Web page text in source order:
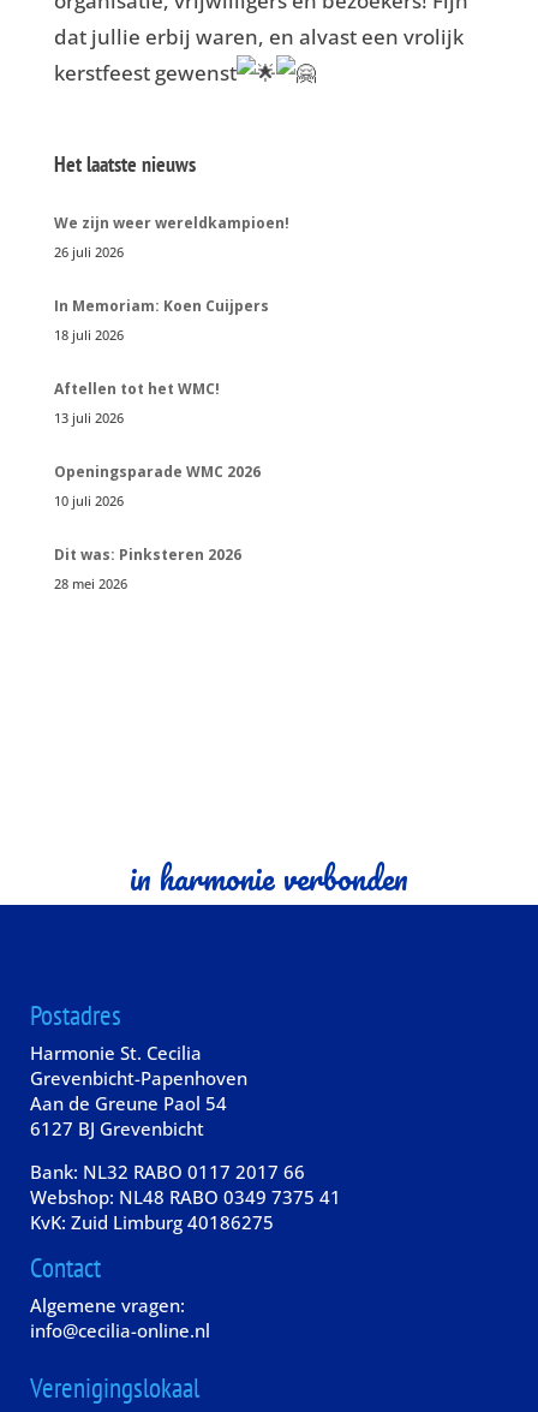
dat jullie erbij waren, en alvast een vrolijk
kerstfeest gewenst
Het laatste nieuws
We zijn weer wereldkampioen!
26 juli 2026
In Memoriam: Koen Cuijpers
18 juli 2026
Aftellen tot het WMC!
13 juli 2026
Openingsparade WMC 2026
10 juli 2026
Dit was: Pinksteren 2026
28 mei 2026
in harmonie verbonden
Postadres
Harmonie St. Cecilia
Grevenbicht-Papenhoven
Aan de Greune Paol 54
6127 BJ Grevenbicht
Bank: NL32 RABO 0117 2017 66
Webshop: NL48 RABO 0349 7375 41
KvK: Zuid Limburg 40186275
Contact
Algemene vragen:
info@cecilia-online.nl
Verenigingslokaal